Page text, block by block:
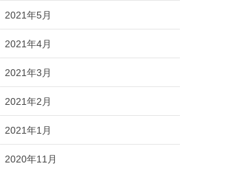
2021年5月
2021年4月
2021年3月
2021年2月
2021年1月
2020年11月